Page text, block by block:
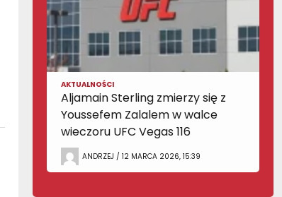
AKTUALNOŚCI
Aljamain Sterling zmierzy się z
Youssefem Zalalem w walce
wieczoru UFC Vegas 116
ANDRZEJ / 12 MARCA 2026, 15:39